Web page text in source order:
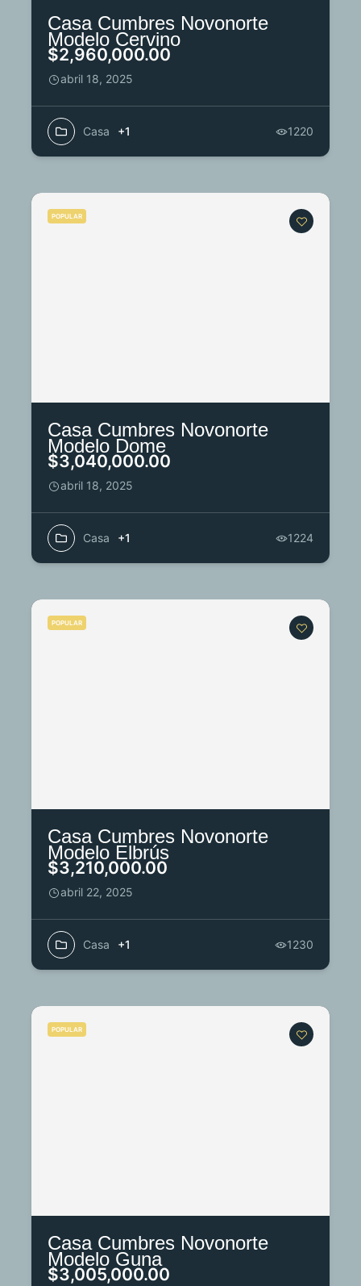
Casa Cumbres Novonorte
Modelo Cervino
$2,960,000.00
abril 18, 2025
Casa +1 1220
POPULAR
Casa Cumbres Novonorte
Modelo Dome
$3,040,000.00
abril 18, 2025
Casa +1 1224
POPULAR
Casa Cumbres Novonorte
Modelo Elbrús
$3,210,000.00
abril 22, 2025
Casa +1 1230
POPULAR
Casa Cumbres Novonorte
Modelo Guna
$3,005,000.00